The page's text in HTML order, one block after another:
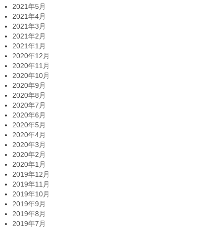
2021年5月
2021年4月
2021年3月
2021年2月
2021年1月
2020年12月
2020年11月
2020年10月
2020年9月
2020年8月
2020年7月
2020年6月
2020年5月
2020年4月
2020年3月
2020年2月
2020年1月
2019年12月
2019年11月
2019年10月
2019年9月
2019年8月
2019年7月